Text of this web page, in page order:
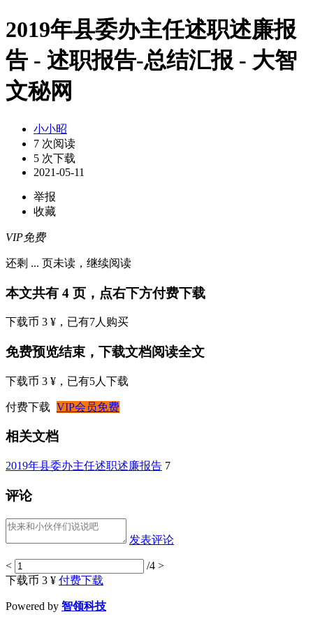
2019年县委办主任述职述廉报
告 - 述职报告-总结汇报 - 大智
文秘网
小小昭
7 次阅读
5 次下载
2021-05-11
举报
收藏
VIP免费
还剩 ... 页未读， 继续阅读
本文共有 4 页，点右下方付费下载
下载币 3 ¥ ，已有7人购买
免费预览结束，下载文档阅读全文
下载币 3 ¥ ，已有5人下载
付费下载 VIP会员免费
相关文档
2019年县委办主任述职述廉报告 7
评论
发表评论
< /4 >
下载币 3 ¥ 付费下载
Powered by 智领科技